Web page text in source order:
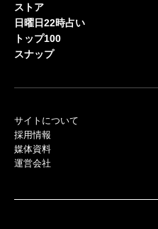
ストア
日曜日22時占い
トップ100
スナップ
サイトについて
採用情報
媒体資料
運営会社